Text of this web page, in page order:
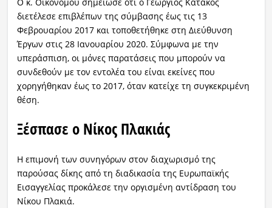
διετέλεσε επιβλέπων της σύμβασης έως τις 13
Φεβρουαρίου 2017 και τοποθετήθηκε στη Διεύθυνση
Έργων στις 28 Ιανουαρίου 2020. Σύμφωνα με την
υπεράσπιση, οι μόνες παρατάσεις που μπορούν να
συνδεθούν με τον εντολέα του είναι εκείνες που
χορηγήθηκαν έως το 2017, όταν κατείχε τη συγκεκριμένη
θέση.
Ξέσπασε ο Νίκος Πλακιάς
Η επιμονή των συνηγόρων στον διαχωρισμό της
παρούσας δίκης από τη διαδικασία της Ευρωπαϊκής
Εισαγγελίας προκάλεσε την οργισμένη αντίδραση του
Νίκου Πλακιά.